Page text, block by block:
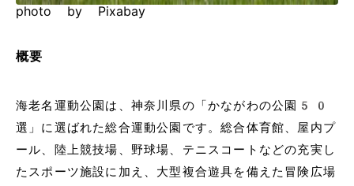
photo by Pixabay
概要
海老名運動公園は、神奈川県の「かながわの公園50
選」に選ばれた総合運動公園です。総合体育館、屋内プ
ール、陸上競技場、野球場、テニスコートなどの充実し
たスポーツ施設に加え、大型複合遊具を備えた冒険広場